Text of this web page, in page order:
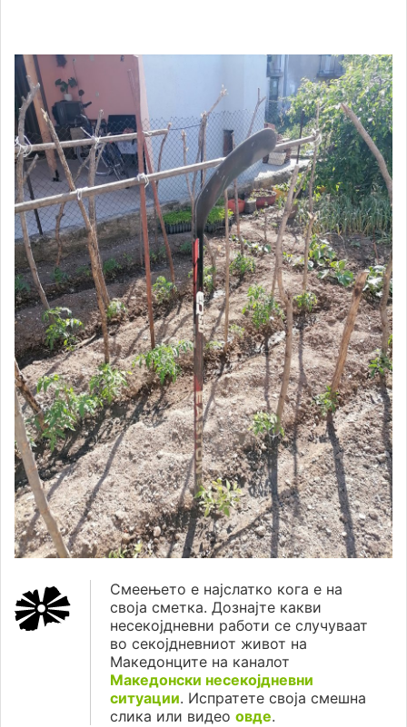
Смеењето е најслатко кога е на
своја сметка. Дознајте какви
несекојдневни работи се случуваат
во секојдневниот живот на
Македонците на каналот
Македонски несекојдневни
ситуации. Испратете своја смешна
слика или видео овде.